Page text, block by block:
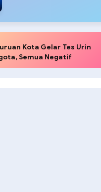
Kota Gelar Tes Urin
Semua Negatif